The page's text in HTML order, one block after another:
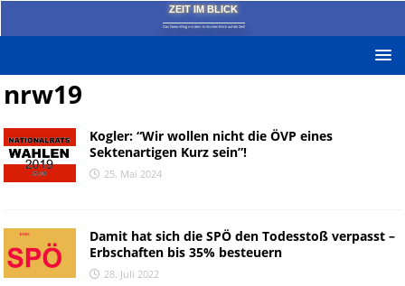
ZEIT IM BLICK
Das News-Blog mit dem kritischen Blick auf die Zeit!
nrw19
Kogler: “Wir wollen nicht die ÖVP eines
Sektenartigen Kurz sein”!
25. Mai 2024
Damit hat sich die SPÖ den Todesstoß verpasst –
Erbschaften bis 35% besteuern
28. Juli 2022